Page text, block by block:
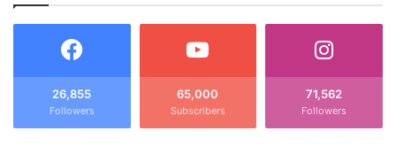
26,855
Followers
65,000
Subscribers
71,562
Followers